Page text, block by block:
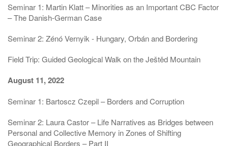
Seminar 1: Martin Klatt – Minorities as an Important CBC Factor
– The Danish-German Case
Seminar 2: Zénó Vernyik - Hungary, Orbán and Bordering
Field Trip: Guided Geological Walk on the Ještěd Mountain
August 11, 2022
Seminar 1: Bartoscz Czepil – Borders and Corruption
Seminar 2: Laura Castor – Life Narratives as Bridges between
Personal and Collective Memory in Zones of Shifting
Geographical Borders – Part II